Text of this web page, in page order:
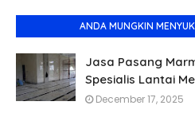
ANDA MUNGKIN
Jasa Pasang
Spesialis Lantai
December 17, 2025